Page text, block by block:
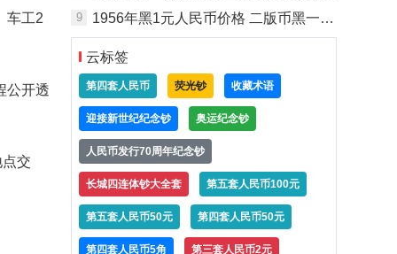
车工2
公开透
交
9 1956年黑1元人民币价格 二版币黑一元值多少钱
云标签
第四套人民币 荧光钞 收藏术语
迎接新世纪纪念钞 奥运纪念钞
人民币发行70周年纪念钞
长城四连体钞大全套 第五套人民币100元
第五套人民币50元 第四套人民币50元
第四套人民币5角 第三套人民币2元